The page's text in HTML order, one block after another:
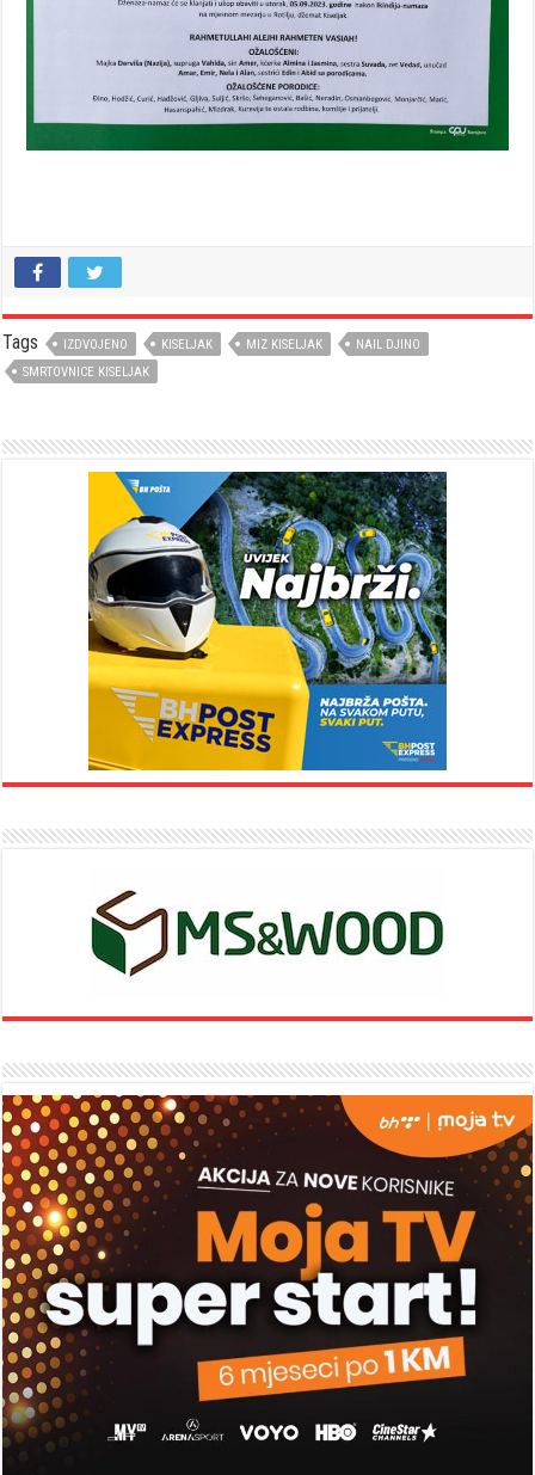
Tags IZDVOJENO KISELJAK MIZ KISELJAK
NAIL DJINO
SMRTOVNICE KISELJAK